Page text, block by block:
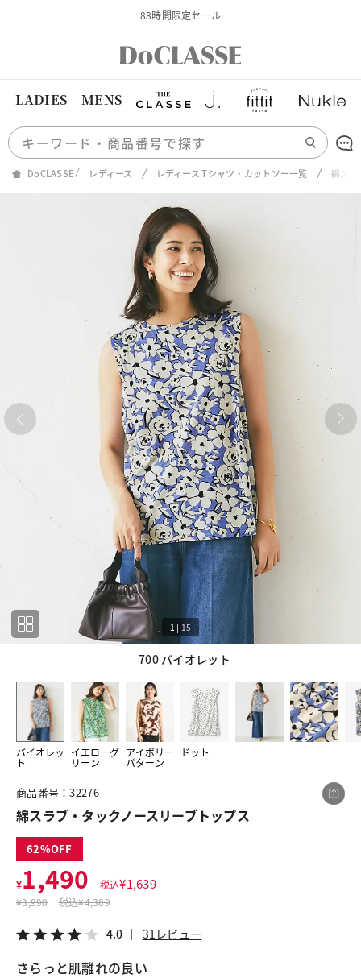
88時間限定セール
LADIES MENS
DoCLASSE レディース レディース Tシャツ・カットソー一覧 綿スラ
700 バイオレット
1 | 15
バイオレッ
ト
イエローグ
リーン
アイボリー
パターン
ドット
商品番号：32276
綿スラブ・タックノースリーブトップス
62
¥1,490 税込¥1,639
¥3,990 税込¥4,389
4.0 31レビュー
さらっと肌離れの良い
この商品をシェアする
綿スラブ・タックノースリーブトップス